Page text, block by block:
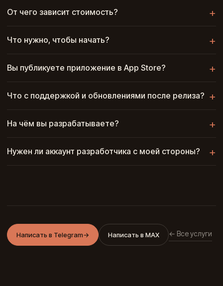
От чего зависит стоимость?
Что нужно, чтобы начать?
Вы публикуете приложение в App Store?
Что с поддержкой и обновлениями после релиза?
На чём вы разрабатываете?
Нужен ли аккаунт разработчика с моей стороны?
Написать в Telegram→ Написать в MAX ← Все услуги